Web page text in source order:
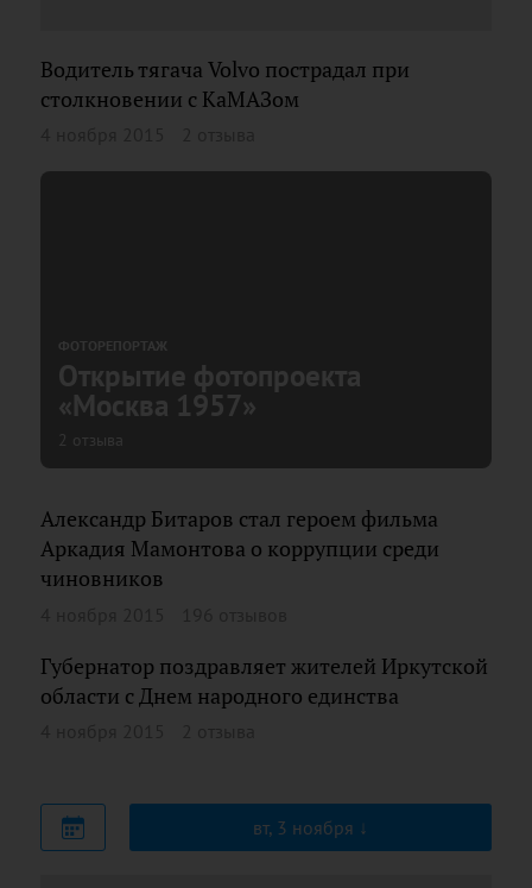
Водитель тягача Volvo пострадал при
столкновении с КаМАЗом
ФОТОРЕПОРТАЖ
Открытие фотопроекта
«Москва 1957»
2 отзыва
Александр Битаров стал героем фильма
Аркадия Мамонтова о коррупции среди
чиновников
Губернатор поздравляет жителей Иркутской
области с Днем народного единства
вт, 3 ноября